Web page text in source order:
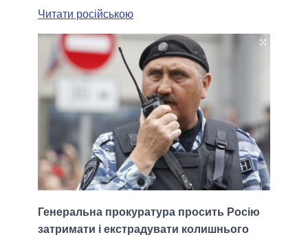
Читати російською
Генеральна прокуратура просить Росію
затримати і екстрадувати колишнього